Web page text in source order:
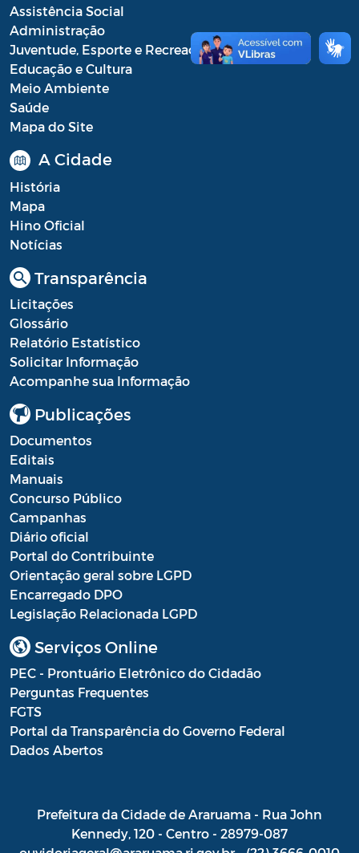
Assistência Social
Administração
Juventude, Esporte e Recreação
Educação e Cultura
Meio Ambiente
Saúde
Mapa do Site
A Cidade
História
Mapa
Hino Oficial
Notícias
Transparência
Licitações
Glossário
Relatório Estatístico
Solicitar Informação
Acompanhe sua Informação
Publicações
Documentos
Editais
Manuais
Concurso Público
Campanhas
Diário oficial
Portal do Contribuinte
Orientação geral sobre LGPD
Encarregado DPO
Legislação Relacionada LGPD
Serviços Online
PEC - Prontuário Eletrônico do Cidadão
Perguntas Frequentes
FGTS
Portal da Transparência do Governo Federal
Dados Abertos
Prefeitura da Cidade de Araruama - Rua John
Kennedy, 120 - Centro - 28979-087